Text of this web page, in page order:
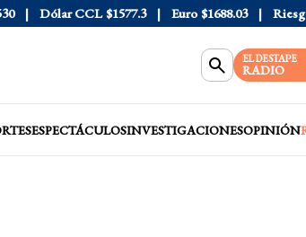
Dólar CCL $1577.3 Euro $1688.03
EL DESTAPE
RADIO
ESPECTÁCULOSINVESTIGACIONESOPINIÓN